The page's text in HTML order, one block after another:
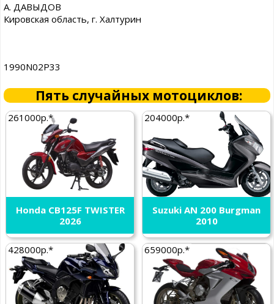
А. ДАВЫДОВ
Кировская область, г. Халтурин
1990N02P33
Пять случайных мотоциклов:
261000р.*
Honda CB125F TWISTER
2026
204000р.*
Suzuki AN 200 Burgman
2010
428000р.* 659000р.*